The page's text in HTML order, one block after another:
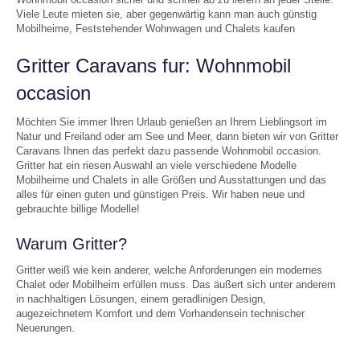
Viele Leute mieten sie, aber gegenwärtig kann man auch günstig
Mobilheime, Feststehender Wohnwagen und Chalets kaufen
Gritter Caravans fur: Wohnmobil
occasion
Möchten Sie immer Ihren Urlaub genießen an Ihrem Lieblingsort im
Natur und Freiland oder am See und Meer, dann bieten wir von Gritter
Caravans Ihnen das perfekt dazu passende Wohnmobil occasion.
Gritter hat ein riesen Auswahl an viele verschiedene Modelle
Mobilheime und Chalets in alle Größen und Ausstattungen und das
alles für einen guten und günstigen Preis. Wir haben neue und
gebrauchte billige Modelle!
Warum Gritter?
Gritter weiß wie kein anderer, welche Anforderungen ein modernes
Chalet oder Mobilheim erfüllen muss. Das äußert sich unter anderem
in nachhaltigen Lösungen, einem geradlinigen Design,
augezeichnetem Komfort und dem Vorhandensein technischer
Neuerungen.